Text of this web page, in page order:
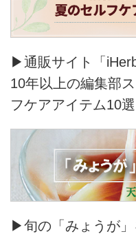
▶通販サイト「
10年以上の編集部
フケアアイテム10選
▶旬の「みょうが